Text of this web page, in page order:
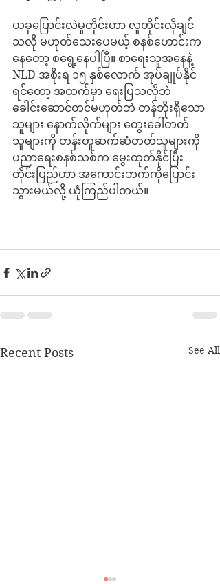
ယခုပြောင်းလဲမှုတိုင်းဟာ လူတိုင်းလိုချင်
သလို မဟုတ်သေးပေမယ့် စနစ်ဟောင်းက
နေတော့ စရွေ့နေပါပြီ။ စာရေးသူအနေနဲ့
NLD အစိုးရ ၁၅ နှစ်လောက် အုပ်ချုပ်နိုင်
ရင်တော့ အထက်မှာ ရေးပြသလိုဘဲ
ခေါင်းဆောင်တင်မဟုတ်ဘဲ တန်ဘိုးရှိသော
သူများ နောက်လိုက်များ တွေးခေါ်တတ်
သူများကို တန်းတူဆက်ဆံတတ်သူများကို
ပညာရေးစနစ်သစ်က မွေးထုတ်နိုင်ပြီး
တိုင်းပြည်ဟာ အကောင်းဘက်ကိုပြောင်း
သွားမယ်လို့ ယုံကြည်ပါတယ်။
Recent Posts See All